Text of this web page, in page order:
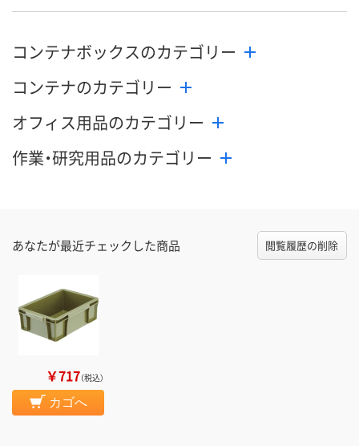
コンテナボックスのカテゴリー
コンテナのカテゴリー
オフィス用品のカテゴリー
作業・研究用品のカテゴリー
あなたが最近チェックした商品 閲覧履歴の削除
￥717（税込）
カゴへ